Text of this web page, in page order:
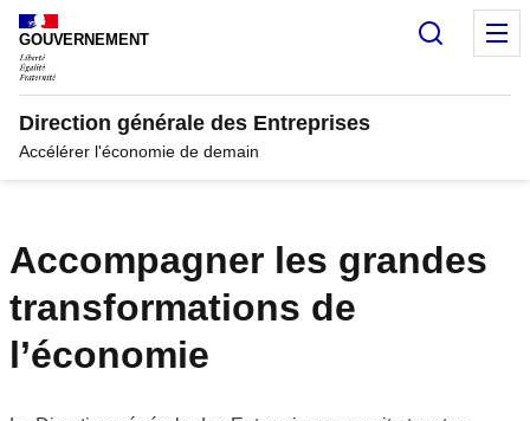
Panneau de gestion des cookies
GOUVERNEMENT
Direction générale des Entreprises
Accélérer l'économie de demain
Accompagner les grandes
transformations de
l’économie